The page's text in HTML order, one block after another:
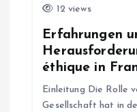
12 views
Erfahrungen
éthique in
Einleitung Die Rolle
Gesellschaft hat in